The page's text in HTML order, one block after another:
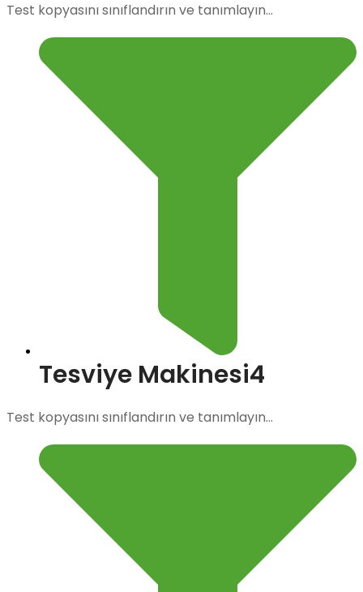
Test kopyasını sınıflandırın ve tanımlayın...
Tesviye Makinesi4
Test kopyasını sınıflandırın ve tanımlayın...